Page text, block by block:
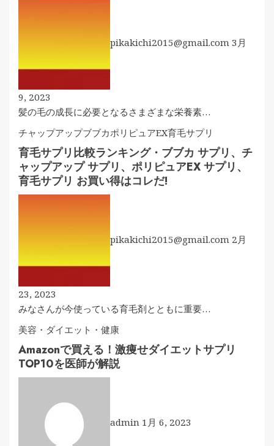
pikakichi2015@gmail.com 3月
9, 2023
髪の毛の成長に必要となるさまざまな栄養素…
チャップアップブブカポリピュアEX育毛サプリ
育毛サプリ比較ランキング・ブブカ サプリ、チ
ャップアップ サプリ、ポリピュアEX サプリ、
育毛サプリ お買い得はコレだ!
pikakichi2015@gmail.com 2月
23, 2023
みなさんが今使っている育毛剤とともに重要…
美容・ダイエット・健康
Amazonで買える！激痩せダイエットサプリ
TOP10を医師が解説
admin 1月 6, 2023